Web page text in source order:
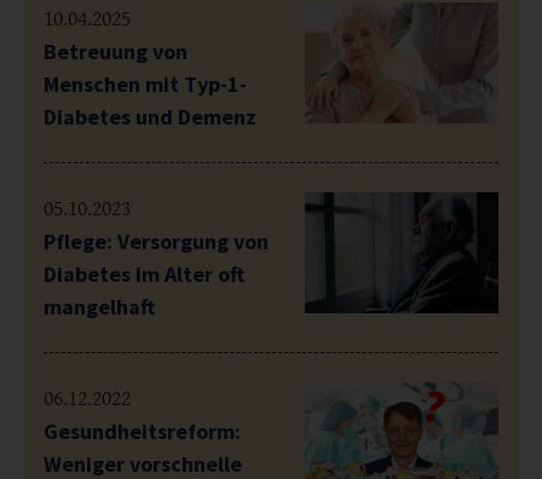
10.04.2025
Betreuung von
Menschen mit Typ-1-
Diabetes und Demenz
05.10.2023
Pflege: Versorgung von
Diabetes im Alter oft
mangelhaft
06.12.2022
Gesundheitsreform:
Weniger vorschnelle